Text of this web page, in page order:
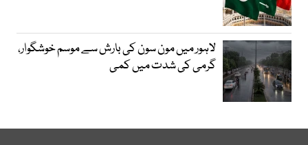
لاہور میں مون سون کی بارش سے موسم خوشگوار،
گرمی کی شدت میں کمی